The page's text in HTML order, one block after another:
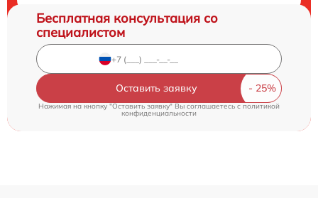
Бесплатная консультация со
специалистом
Оставить заявку
Нажимая на кнопку "Оставить заявку" Вы соглашаетесь c политикой
конфиденциальности